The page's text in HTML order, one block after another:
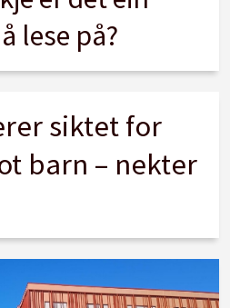
lese på?
siktet for
barn – nekter